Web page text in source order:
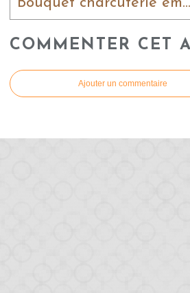
Bouquet charcuterie emmental
COMMENTER CET
Ajouter un commentaire